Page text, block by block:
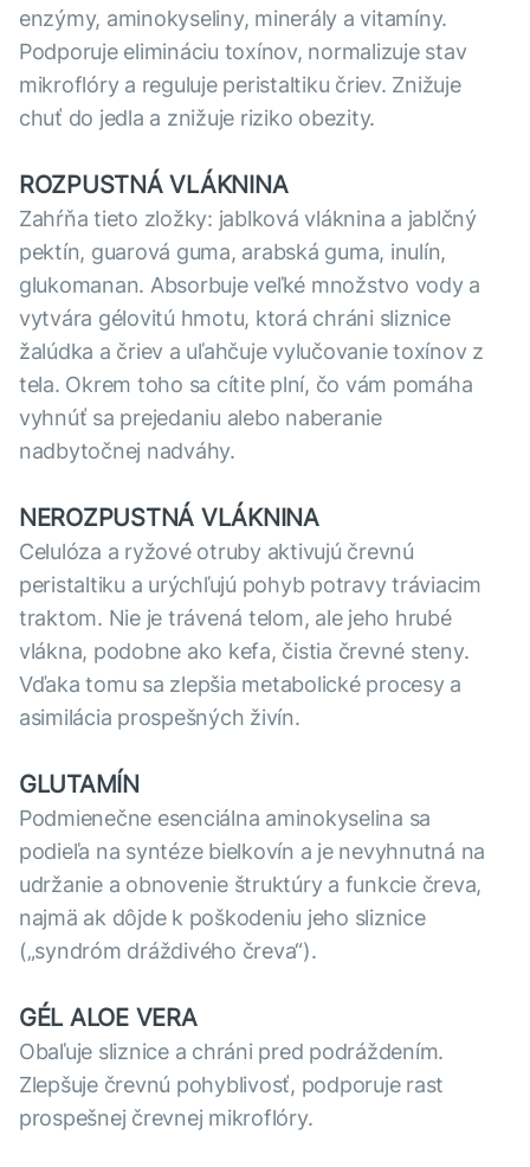
enzýmy, aminokyseliny, minerály a vitamíny.
Podporuje elimináciu toxínov, normalizuje stav
mikroflóry a reguluje peristaltiku čriev. Znižuje
chuť do jedla a znižuje riziko obezity.
ROZPUSTNÁ VLÁKNINA
Zahŕňa tieto zložky: jablková vláknina a jablčný
pektín, guarová guma, arabská guma, inulín,
glukomanan. Absorbuje veľké množstvo vody a
vytvára gélovitú hmotu, ktorá chráni sliznice
žalúdka a čriev a uľahčuje vylučovanie toxínov z
tela. Okrem toho sa cítite plní, čo vám pomáha
vyhnúť sa prejedaniu alebo naberanie
nadbytočnej nadváhy.
NEROZPUSTNÁ VLÁKNINA
Celulóza a ryžové otruby aktivujú črevnú
peristaltiku a urýchľujú pohyb potravy tráviacim
traktom. Nie je trávená telom, ale jeho hrubé
vlákna, podobne ako kefa, čistia črevné steny.
Vďaka tomu sa zlepšia metabolické procesy a
asimilácia prospešných živín.
GLUTAMÍN
Podmienečne esenciálna aminokyselina sa
podieľa na syntéze bielkovín a je nevyhnutná na
udržanie a obnovenie štruktúry a funkcie čreva,
najmä ak dôjde k poškodeniu jeho sliznice
(„syndróm dráždivého čreva“).
GÉL ALOE VERA
Obaľuje sliznice a chráni pred podráždením.
Zlepšuje črevnú pohyblivosť, podporuje rast
prospešnej črevnej mikroflóry.